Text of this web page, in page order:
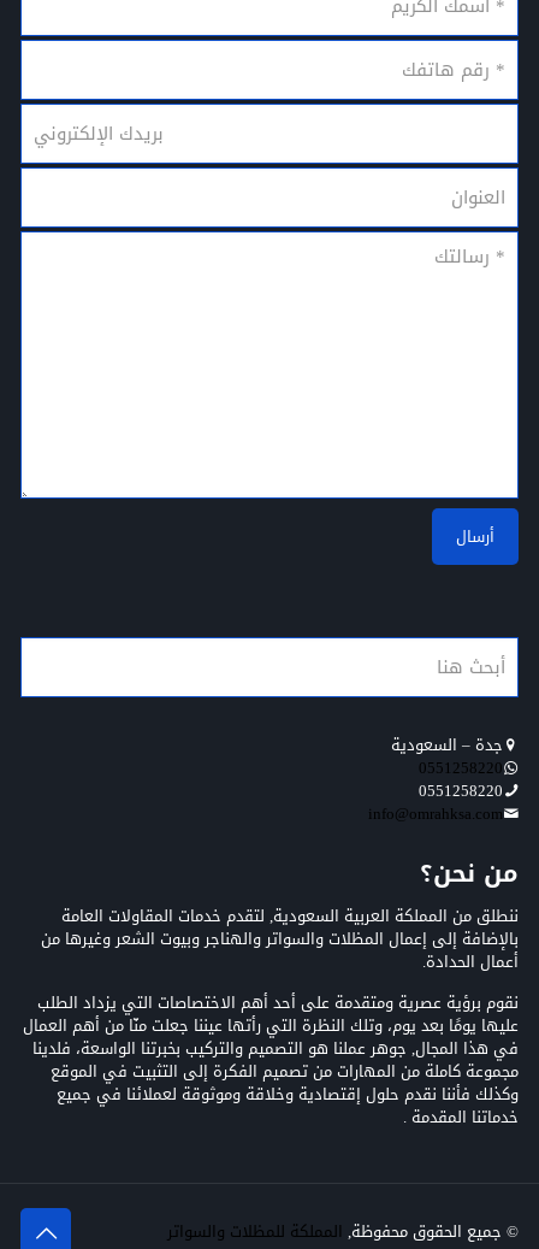
جدة – السعودية
0551258220
0551258220
info@omrahksa.com
من نحن؟
ننطلق من المملكة العربية السعودية, لتقدم خدمات المقاولات العامة
بالإضافة إلى إعمال المظلات والسواتر والهناجر وبيوت الشعر وغيرها من
أعمال الحدادة.
نقوم برؤية عصرية ومتقدمة على أحد أهم الاختصاصات التي يزداد الطلب
عليها يومًا بعد يوم، وتلك النظرة التي رأتها عيننا جعلت منّا من أهم العمال
في هذا المجال, جوهر عملنا هو التصميم والتركيب بخبرتنا الواسعة، فلدينا
مجموعة كاملة من المهارات من تصميم الفكرة إلى التثبيت في الموقع
وكذلك فأننا نقدم حلول إقتصادية وخلاقة وموثوقة لعملائنا في جميع
خدماتنا المقدمة .
© جميع الحقوق محفوظة, المملكة للمظلات والسواتر